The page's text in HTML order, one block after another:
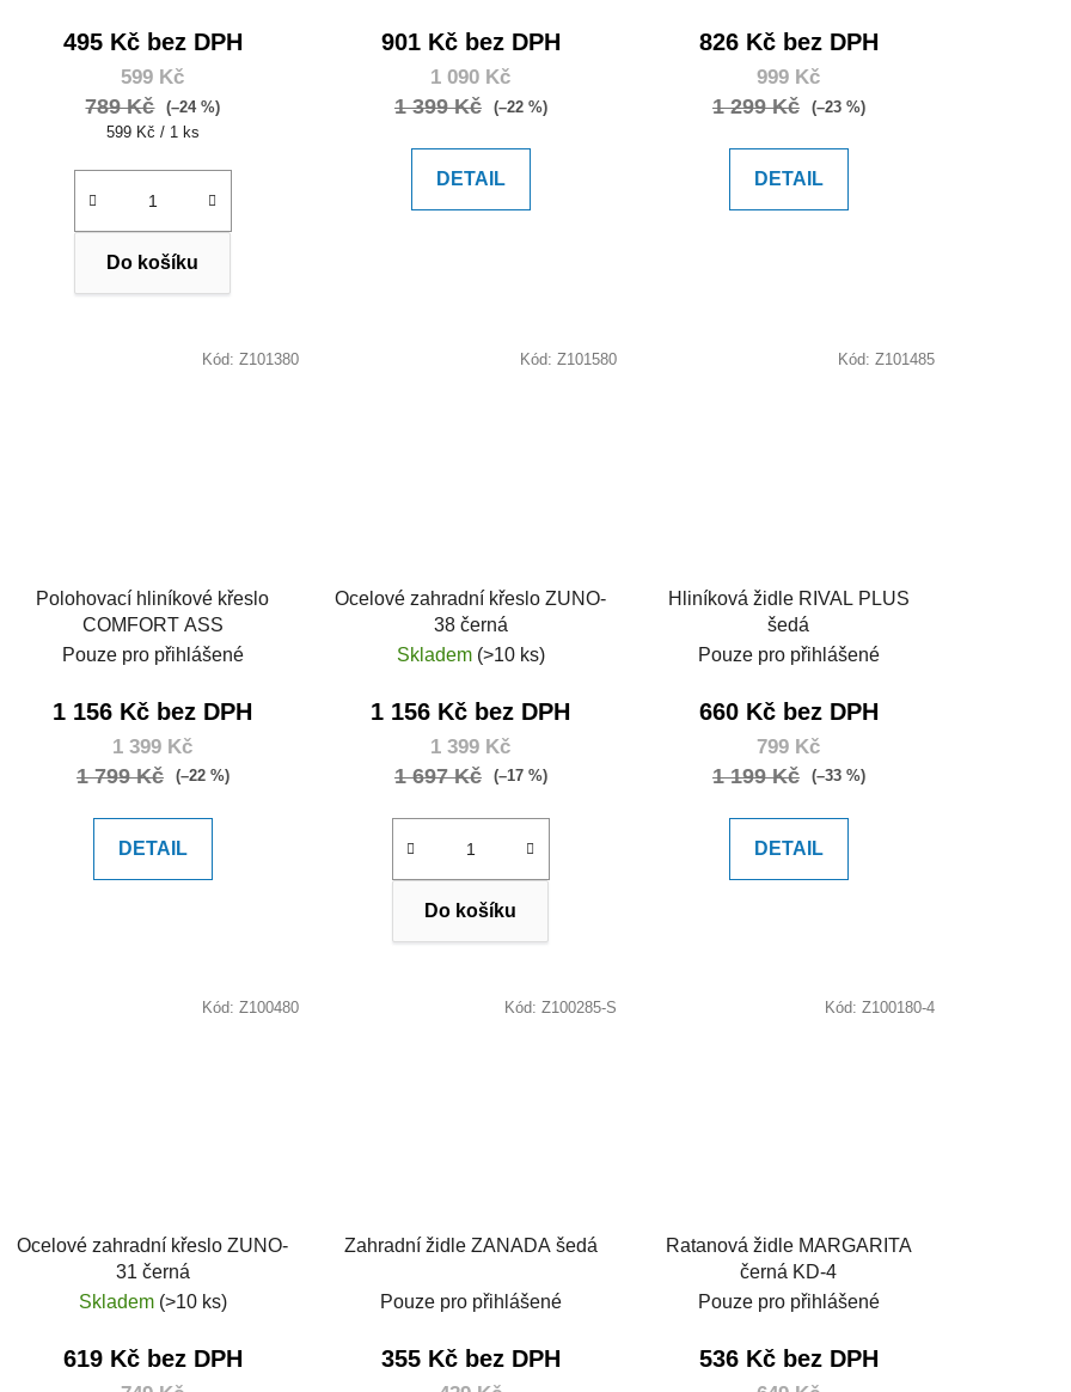
495 Kč bez DPH
599 Kč
789 Kč
(–24 %)
Měrná
599 Kč / 1 ks
Do košíku
901 Kč bez DPH
1 090 Kč
1 399 Kč (–22 %)
DETAIL
826 Kč bez DPH
999 Kč
1 299 Kč (–23 %)
DETAIL
Polohovací hliníkové křeslo
COMFORT ASS
Pouze pro přihlášené
1 156 Kč bez DPH
1 399 Kč
1 799 Kč (–22 %)
DETAIL
Kód: Z101380
Ocelové zahradní křeslo ZUNO-
38 černá
Skladem (>10 ks)
1 156 Kč bez DPH
1 399 Kč
1 697 Kč (–17 %)
Do košíku
Kód: Z101580
Hliníková židle RIVAL PLUS
šedá
Pouze pro přihlášené
660 Kč bez DPH
799 Kč
1 199 Kč (–33 %)
DETAIL
Kód: Z101485
Ocelové zahradní křeslo ZUNO-
31 černá
Skladem (>10 ks)
619 Kč bez DPH
Kód: Z100480
Zahradní židle ZANADA šedá
Pouze pro přihlášené
355 Kč bez DPH
Kód: Z100285-S
Ratanová židle MARGARITA
černá KD-4
Pouze pro přihlášené
536 Kč bez DPH
Kód: Z100180-4